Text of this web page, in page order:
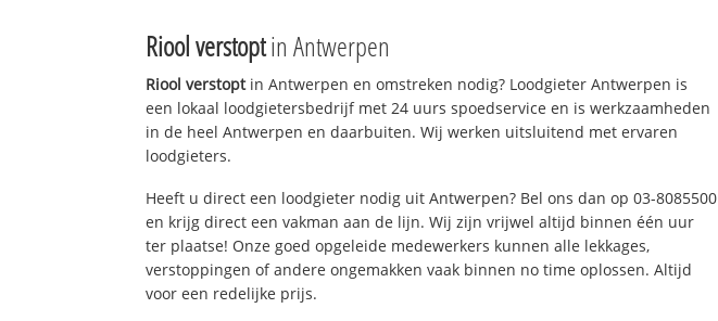
Riool verstoptin Antwerpen
Riool verstoptin Antwerpen en omstreken nodig? Loodgieter Antwerpen is
een lokaal loodgietersbedrijf met 24 uurs spoedservice en is werkzaamheden
in de heel Antwerpen en daarbuiten. Wij werken uitsluitend met ervaren
loodgieters.
Heeft u direct een loodgieter nodig uit Antwerpen? Bel ons dan op 03-8085500
en krijg direct een vakman aan de lijn. Wij zijn vrijwel altijd binnen één uur
ter plaatse! Onze goed opgeleide medewerkers kunnen alle lekkages,
verstoppingen of andere ongemakken vaak binnen no time oplossen. Altijd
voor een redelijke prijs.